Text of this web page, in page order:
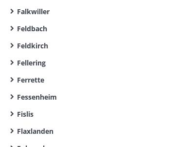
Falkwiller
Feldbach
Feldkirch
Fellering
Ferrette
Fessenheim
Fislis
Flaxlanden